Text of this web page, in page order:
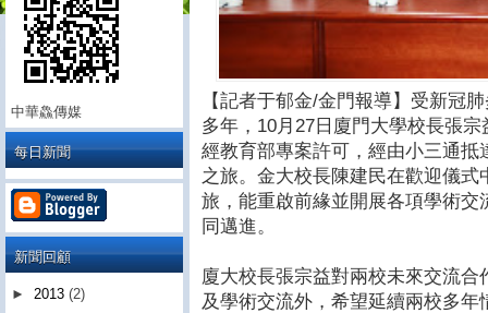
【記者于郁金/金門報導】受新冠
多年，10月27日廈門大學校長張
經教育部專案許可，經由小三通
之旅。金大校長陳建民在歡迎儀
旅，能重啟前緣並開展各項學術
同邁進。
廈大校長張宗益對兩校未來交流
及學術交流外，希望延續兩校多
中華鱻傳媒
每日新聞
新聞回顧
► 2013 (2)